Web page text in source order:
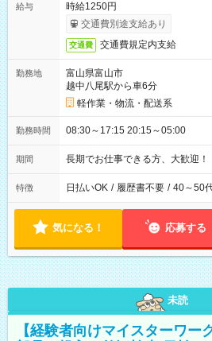
給与
時給1250円
交通費別途支給あり
交通費 交通費規定内支給
勤務地
富山県富山市
越中八尾駅から車6分
軽作業・物流・配送系
勤務時間 08:30～17:15 20:15～05:00
期間 長期でお仕事できる方、大歓迎！
特徴 日払いOK / 履歴書不要 / 40～50
気になる！ 応募する
未読
【経験者向けマイスターワー